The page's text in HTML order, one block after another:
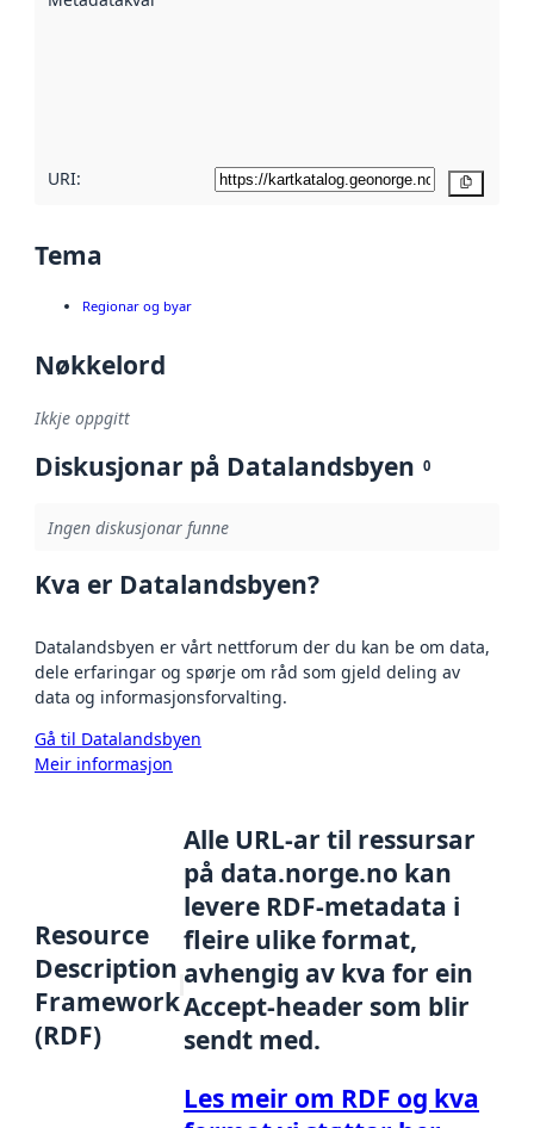
URI:
Tema
Regionar og byar
Nøkkelord
Ikkje oppgitt
Diskusjonar på Datalandsbyen 0
Ingen diskusjonar funne
Kva er Datalandsbyen?
Datalandsbyen er vårt nettforum der du kan be om data,
dele erfaringar og spørje om råd som gjeld deling av
data og informasjonsforvalting.
Gå til Datalandsbyen
Meir informasjon
Resource
Description
Framework
(RDF)
Alle URL-ar til ressursar
på data.norge.no kan
levere RDF-metadata i
fleire ulike format,
avhengig av kva for ein
Accept-header som blir
sendt med.
Les meir om RDF og kva